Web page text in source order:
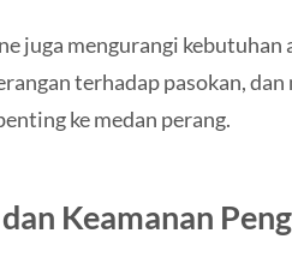
juga mengurangi kebutuhan
terhadap pasokan,
ke medan perang.
Keamanan